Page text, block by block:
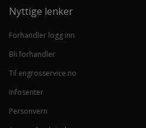
Nyttige lenker
Forhandler logg inn
Bli forhandler
Til engrosservice.no
Infosenter
Personvern